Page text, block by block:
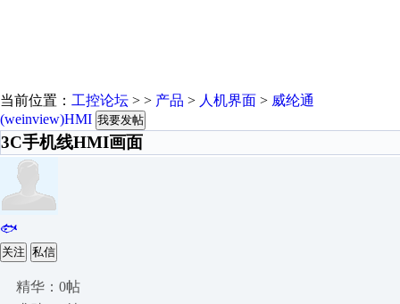
当前位置： 工控论坛 > > 产品 > 人机界面 > 威纶通
(weinview)HMI 我要发帖
3C手机线HMI画面
🐟
关注 私信
精华：0帖